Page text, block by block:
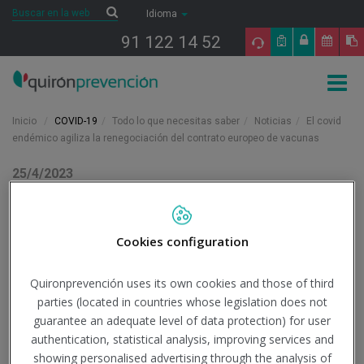
Saltar al contenido
Buscar
Idioma
91 122 14 52
Inicio COVID-19 Todo lo que necesitas saber Noticias
El covid
endémico agiliza la renegociación del contrato europeo de vacunas
25/4/2023
El covid endémico agiliza
la renegociación del
contrato europeo de
vacunas
Cookies configuration
Quironprevención uses its own cookies and those of third
parties (located in countries whose legislation does not
guarantee an adequate level of data protection) for user
authentication, statistical analysis, improving services and
showing personalised advertising through the analysis of